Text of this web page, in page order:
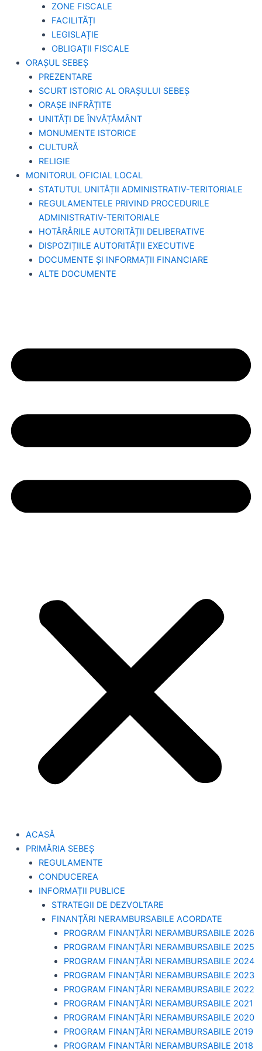
ZONE FISCALE
FACILITĂȚI
LEGISLAȚIE
OBLIGAȚII FISCALE
ORAȘUL SEBEȘ
PREZENTARE
SCURT ISTORIC AL ORAȘULUI SEBEȘ
ORAȘE INFRĂȚITE
UNITĂȚI DE ÎNVĂȚĂMÂNT
MONUMENTE ISTORICE
CULTURĂ
RELIGIE
MONITORUL OFICIAL LOCAL
STATUTUL UNITĂȚII ADMINISTRATIV-TERITORIALE
REGULAMENTELE PRIVIND PROCEDURILE
ADMINISTRATIV-TERITORIALE
HOTĂRÂRILE AUTORITĂȚII DELIBERATIVE
DISPOZIȚIILE AUTORITĂȚII EXECUTIVE
DOCUMENTE ȘI INFORMAȚII FINANCIARE
ALTE DOCUMENTE
ACASĂ
PRIMĂRIA SEBEȘ
REGULAMENTE
CONDUCEREA
INFORMAȚII PUBLICE
STRATEGII DE DEZVOLTARE
FINANȚĂRI NERAMBURSABILE ACORDATE
PROGRAM FINANȚĂRI NERAMBURSABILE 2026
PROGRAM FINANȚĂRI NERAMBURSABILE 2025
PROGRAM FINANȚĂRI NERAMBURSABILE 2024
PROGRAM FINANȚĂRI NERAMBURSABILE 2023
PROGRAM FINANȚĂRI NERAMBURSABILE 2022
PROGRAM FINANȚĂRI NERAMBURSABILE 2021
PROGRAM FINANȚĂRI NERAMBURSABILE 2020
PROGRAM FINANȚĂRI NERAMBURSABILE 2019
PROGRAM FINANTĂRI NERAMBURSABILE 2018